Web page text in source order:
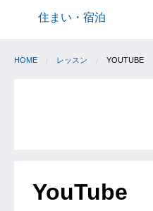
住まい・宿泊
HOME レッスン YOUTUBE
YouTube